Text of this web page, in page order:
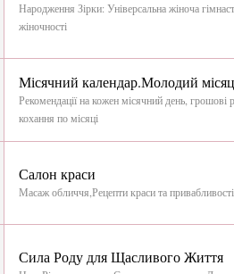
Народження Зірки: Універсальна жіноча
жіночності
Місячний календар.Молодий
Рекомендації на кожен місячний день, грошові
кохання по місяці
Салон краси
Масаж обличчя,Рецепти краси та
Сила Роду для Щасливого Життя